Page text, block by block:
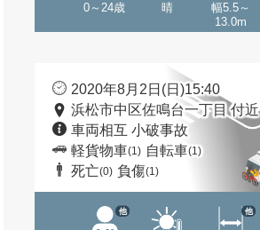
0～24歳 晴
幅5.5～
13.0m
2020年8月2日(日)15:40
浜松市中区佐鳴台一丁目 付近
車両相互 小破事故
軽貨物車(1) 自転車(1)
死亡(0) 負傷(1)
他 他